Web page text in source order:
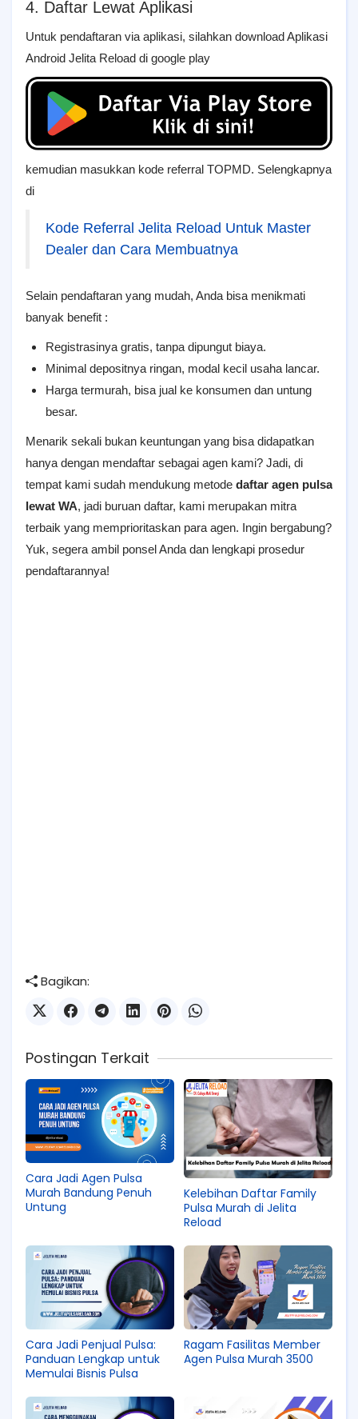
4. Daftar Lewat Aplikasi
Untuk pendaftaran via aplikasi, silahkan download Aplikasi
Android Jelita Reload di google play
kemudian masukkan kode referral TOPMD. Selengkapnya
di
Kode Referral Jelita Reload Untuk Master
Dealer dan Cara Membuatnya
Selain pendaftaran yang mudah, Anda bisa menikmati
banyak benefit :
Registrasinya gratis, tanpa dipungut biaya.
Minimal depositnya ringan, modal kecil usaha lancar.
Harga termurah, bisa jual ke konsumen dan untung
besar.
Menarik sekali bukan keuntungan yang bisa didapatkan
hanya dengan mendaftar sebagai agen kami? Jadi, di
tempat kami sudah mendukung metode daftar agen pulsa
lewat WA, jadi buruan daftar, kami merupakan mitra
terbaik yang memprioritaskan para agen. Ingin bergabung?
Yuk, segera ambil ponsel Anda dan lengkapi prosedur
pendaftarannya!
Bagikan:
Postingan Terkait
Cara Jadi Agen Pulsa
Murah Bandung Penuh
Untung
Kelebihan Daftar Family
Pulsa Murah di Jelita
Reload
Cara Jadi Penjual Pulsa:
Panduan Lengkap untuk
Memulai Bisnis Pulsa
Ragam Fasilitas Member
Agen Pulsa Murah 3500